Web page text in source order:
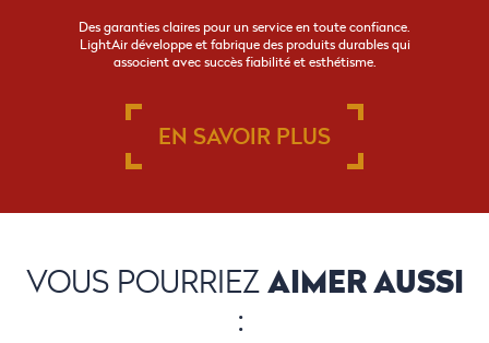
Des garanties claires pour un service en toute confiance.
LightAir développe et fabrique des produits durables qui
associent avec succès fiabilité et esthétisme.
EN SAVOIR PLUS
VOUS POURRIEZAIMER AUSSI
: